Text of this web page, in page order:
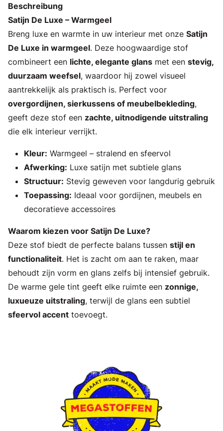
Beschreibung
Satijn De Luxe – Warmgeel
Breng luxe en warmte in uw interieur met onze Satijn
De Luxe in warmgeel. Deze hoogwaardige stof
combineert een lichte, elegante glans met een stevig,
duurzaam weefsel, waardoor hij zowel visueel
aantrekkelijk als praktisch is. Perfect voor
overgordijnen, sierkussens of meubelbekleding,
geeft deze stof een zachte, uitnodigende uitstraling
die elk interieur verrijkt.
Kleur: Warmgeel – stralend en sfeervol
Afwerking: Luxe satijn met subtiele glans
Structuur: Stevig geweven voor langdurig gebruik
Toepassing: Ideaal voor gordijnen, meubels en
decoratieve accessoires
Waarom kiezen voor Satijn De Luxe?
Deze stof biedt de perfecte balans tussen stijl en
functionaliteit. Het is zacht om aan te raken, maar
behoudt zijn vorm en glans zelfs bij intensief gebruik.
De warme gele tint geeft elke ruimte een zonnige,
luxueuze uitstraling, terwijl de glans een subtiel
sfeervol accent toevoegt.